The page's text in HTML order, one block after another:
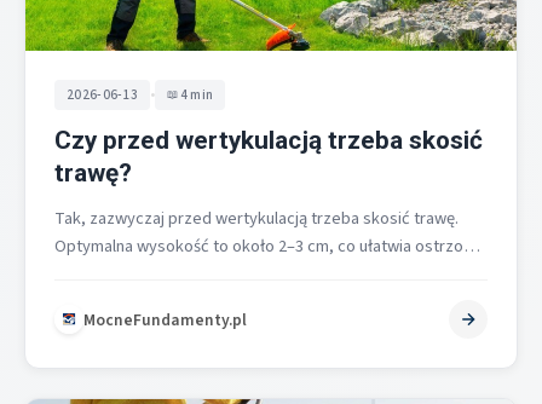
2026-06-13 • 4 min
Czy przed wertykulacją trzeba skosić
trawę?
Tak, zazwyczaj przed wertykulacją trzeba skosić trawę.
Optymalna wysokość to około 2–3 cm, co ułatwia ostrzom
MocneFundamenty.pl